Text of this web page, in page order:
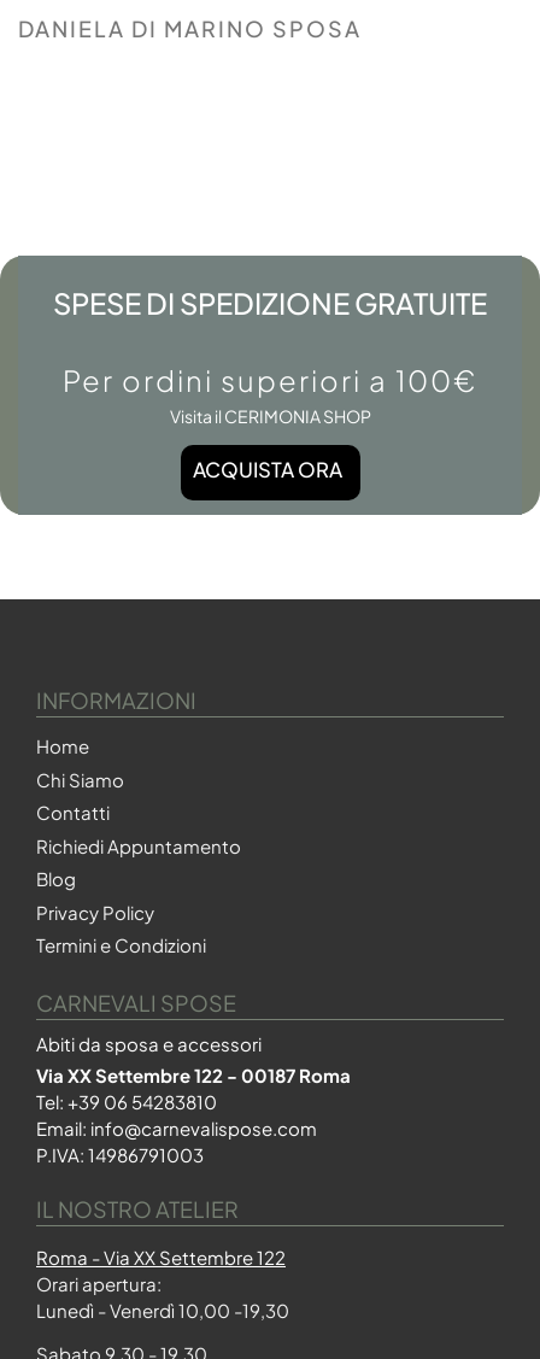
DANIELA DI MARINO SPOSA
SPESE DI SPEDIZIONE GRATUITE
Per ordini superiori a 100€
Visita il CERIMONIA SHOP
ACQUISTA ORA
INFORMAZIONI
Home
Chi Siamo
Contatti
Richiedi Appuntamento
Blog
Privacy Policy
Termini e Condizioni
CARNEVALI SPOSE
Abiti da sposa e accessori
Via XX Settembre 122 - 00187 Roma
Tel: +39 06 54283810
Email: info@carnevalispose.com
P.IVA: 14986791003
IL NOSTRO ATELIER
Roma - Via XX Settembre 122
Orari apertura:
Lunedì - Venerdì 10,00 -19,30
Sabato 9,30 - 19,30